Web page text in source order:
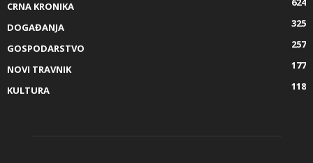
CRNA KRONIKA
DOGAĐANJA
325
GOSPODARSTVO
257
NOVI TRAVNIK
177
KULTURA
118